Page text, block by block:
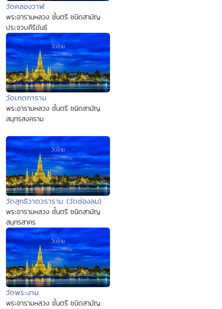
วัดคลองวาฬ
พระอารามหลวง ชั้นตรี ชนิดสามัญ
ประจวบคีรีขันธ์
วัดเกตการาม
พระอารามหลวง ชั้นตรี ชนิดสามัญ
สมุทรสงคราม
วัดสุทธิวาตวราราม (วัดช่องลม)
พระอารามหลวง ชั้นตรี ชนิดสามัญ
สมุทรสาคร
วัดพระงาม
พระอารามหลวง ชั้นตรี ชนิดสามัญ